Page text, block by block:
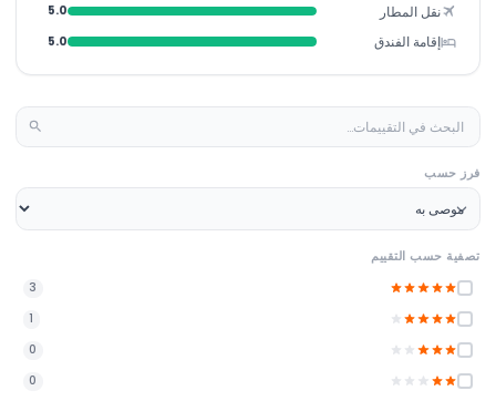
نقل المطار 5.0
إقامة الفندق 5.0
فرز حسب
تصفية حسب التقييم
3
1
0
0